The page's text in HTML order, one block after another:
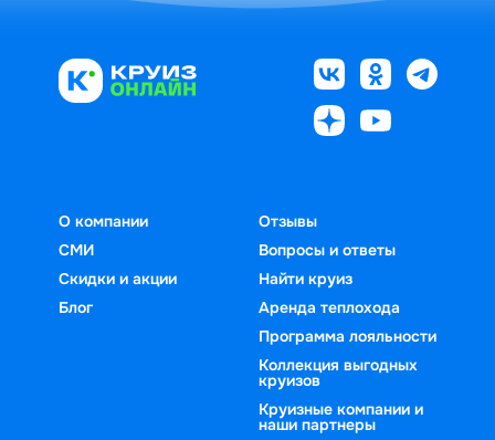
О компании
СМИ
Скидки и акции
Блог
Отзывы
Вопросы и ответы
Найти круиз
Аренда теплохода
Программа лояльности
Коллекция выгодных
круизов
Круизные компании и
наши партнеры